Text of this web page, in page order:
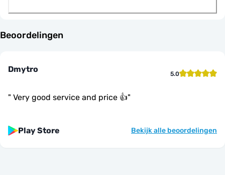
Beoordelingen
Dmytro 5.0
" Very good service and price 👍"
Play Store Bekijk alle beoordelingen